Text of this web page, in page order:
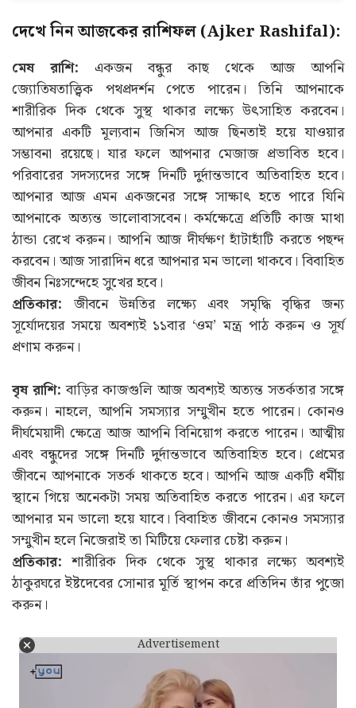
দেখে নিন আজকের রাশিফল (Ajker Rashifal):
মেষ রাশি: একজন বন্ধুর কাছ থেকে আজ আপনি
জ্যোতিষতাত্ত্বিক পথপ্রদর্শন পেতে পারেন। তিনি আপনাকে
শারীরিক দিক থেকে সুস্থ থাকার লক্ষ্যে উৎসাহিত করবেন।
আপনার একটি মূল্যবান জিনিস আজ ছিনতাই হয়ে যাওয়ার
সম্ভাবনা রয়েছে। যার ফলে আপনার মেজাজ প্রভাবিত হবে।
পরিবারের সদস্যদের সঙ্গে দিনটি দুর্দান্তভাবে অতিবাহিত হবে।
আপনার আজ এমন একজনের সঙ্গে সাক্ষাৎ হতে পারে যিনি
আপনাকে অত্যন্ত ভালোবাসবেন। কর্মক্ষেত্রে প্রতিটি কাজ মাথা
ঠান্ডা রেখে করুন। আপনি আজ দীর্ঘক্ষণ হাঁটাহাঁটি করতে পছন্দ
করবেন। আজ সারাদিন ধরে আপনার মন ভালো থাকবে। বিবাহিত
জীবন নিঃসন্দেহে সুখের হবে।
প্রতিকার: জীবনে উন্নতির লক্ষ্যে এবং সমৃদ্ধি বৃদ্ধির জন্য
সূর্যোদয়ের সময়ে অবশ্যই ১১বার ‘ওম’ মন্ত্র পাঠ করুন ও সূর্য
প্রণাম করুন।
বৃষ রাশি: বাড়ির কাজগুলি আজ অবশ্যই অত্যন্ত সতর্কতার সঙ্গে
করুন। নাহলে, আপনি সমস্যার সম্মুখীন হতে পারেন। কোনও
দীর্ঘমেয়াদী ক্ষেত্রে আজ আপনি বিনিয়োগ করতে পারেন। আত্মীয়
এবং বন্ধুদের সঙ্গে দিনটি দুর্দান্তভাবে অতিবাহিত হবে। প্রেমের
জীবনে আপনাকে সতর্ক থাকতে হবে। আপনি আজ একটি ধর্মীয়
স্থানে গিয়ে অনেকটা সময় অতিবাহিত করতে পারেন। এর ফলে
আপনার মন ভালো হয়ে যাবে। বিবাহিত জীবনে কোনও সমস্যার
সম্মুখীন হলে নিজেরাই তা মিটিয়ে ফেলার চেষ্টা করুন।
প্রতিকার: শারীরিক দিক থেকে সুস্থ থাকার লক্ষ্যে অবশ্যই
ঠাকুরঘরে ইষ্টদেবের সোনার মূর্তি স্থাপন করে প্রতিদিন তাঁর পুজো
করুন।
Advertisement